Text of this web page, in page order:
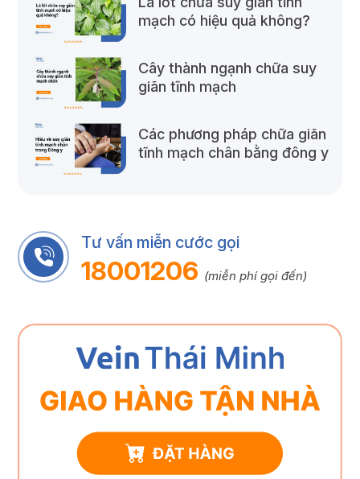
mạch có hiệu quả không?
Cây thành ngạnh chữa suy
giãn tĩnh mạch
Các phương pháp chữa giãn
tĩnh mạch chân bằng đông y
Tư vấn miễn cước gọi
18001206 (miễn phí gọi đến)